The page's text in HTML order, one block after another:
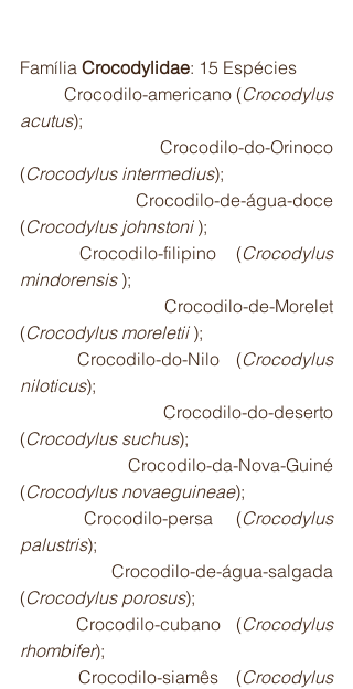
Família Crocodylidae: 15 Espécies
	Crocodilo-americano (
Crocodylus
acutus);
(Crocodylus intermedius);
(Crocodylus johnstoni );
	Crocodilo-filipino (
Crocodylus
mindorensis );
(Crocodylus moreletii );
	Crocodilo-do-Nilo (
Crocodylus
niloticus);
(Crocodylus suchus);
(Crocodylus novaeguineae);
	Crocodilo-persa (
Crocodylus
palustris);
(Crocodylus porosus);
	Crocodilo-cubano (
Crocodylus
rhombifer);
	Crocodilo-siamês (
Crocodylus